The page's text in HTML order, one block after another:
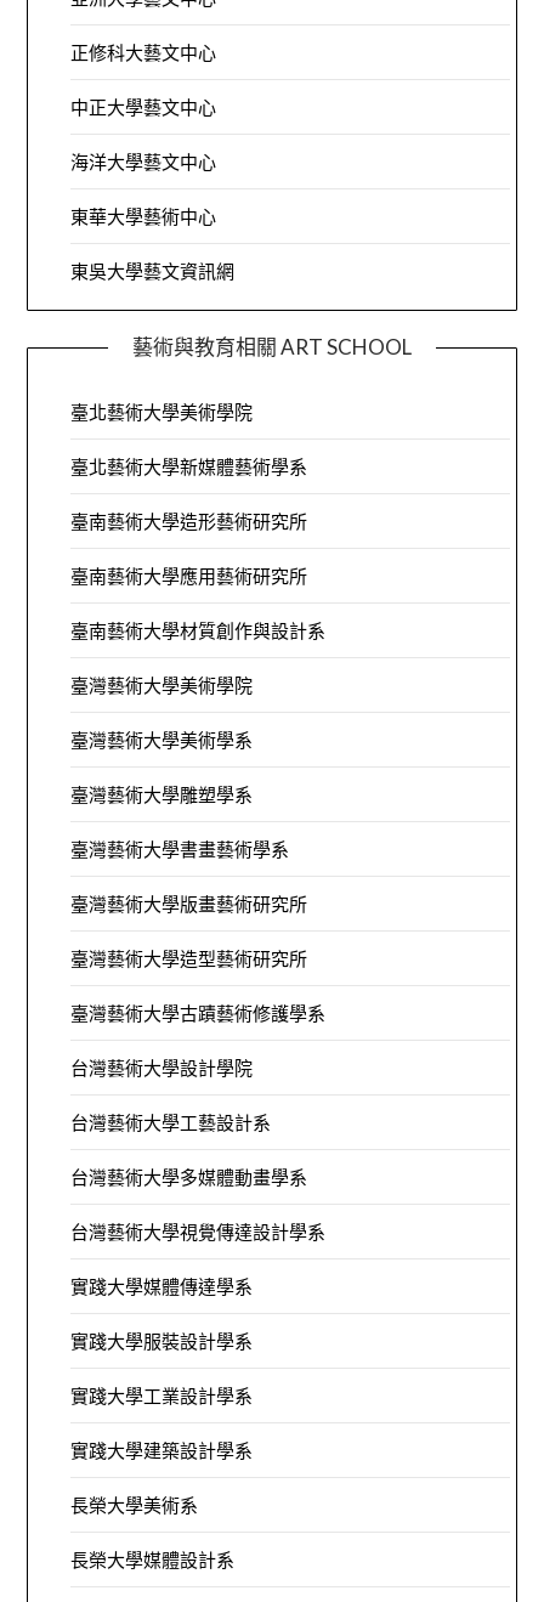
正修科大藝文中心
中正大學藝文中心
海洋大學藝文中心
東華大學藝術中心
東吳大學藝文資訊網
藝術與教育相關 ART SCHOOL
臺北藝術大學美術學院
臺北藝術大學新媒體藝術學系
臺南藝術大學造形藝術研究所
臺南藝術大學應用藝術研究所
臺南藝術大學材質創作與設計系
臺灣藝術大學美術學院
臺灣藝術大學美術學系
臺灣藝術大學雕塑學系
臺灣藝術大學書畫藝術學系
臺灣藝術大學版畫藝術研究所
臺灣藝術大學造型藝術研究所
臺灣藝術大學古蹟藝術修護學系
台灣藝術大學設計學院
台灣藝術大學工藝設計系
台灣藝術大學多媒體動畫學系
台灣藝術大學視覺傳達設計學系
實踐大學媒體傳達學系
實踐大學服裝設計學系
實踐大學工業設計學系
實踐大學建築設計學系
長榮大學美術系
長榮大學媒體設計系